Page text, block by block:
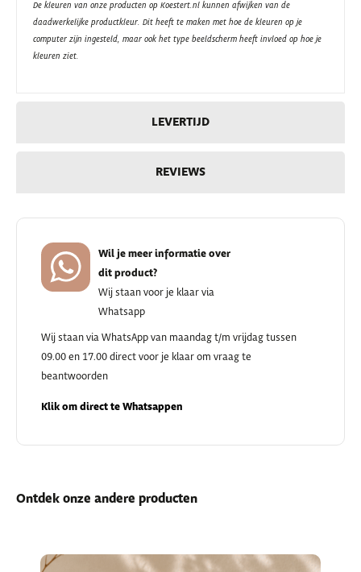
LEVERTIJD
REVIEWS
De kleuren van onze producten op Koestert.nl kunnen afwijken van de
daadwerkelijke productkleur. Dit heeft te maken met hoe de kleuren op je
computer zijn ingesteld, maar ook het type beeldscherm heeft invloed op hoe je
kleuren ziet.
Wil je meer informatie over
dit product?
Wij staan voor je klaar via
Whatsapp
Wij staan via WhatsApp van maandag t/m vrijdag tussen
09.00 en 17.00 direct voor je klaar om vraag te
beantwoorden
Klik om direct te Whatsappen
Ontdek onze andere producten